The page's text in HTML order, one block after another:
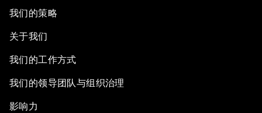
我们的策略
关于我们
我们的工作方式
我们的领导团队与组织治理
影响力